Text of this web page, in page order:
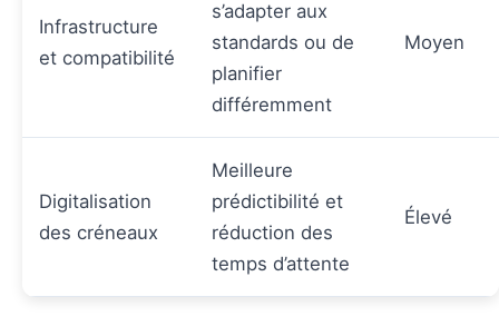
Infrastructure
et compatibilité
s’adapter aux
standards ou de
planifier
différemment
Moyen
Digitalisation
des créneaux
Meilleure
prédictibilité et
réduction des
temps d’attente
Élevé